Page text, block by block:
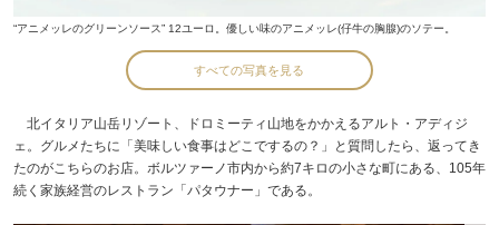
“アニメッレのグリーンソース” 12ユーロ。優しい味のアニメッレ(仔牛の胸腺)のソテー。
すべての写真を見る
北イタリア山岳リゾート、ドロミーティ山地をかかえるアルト・アディジ
ェ。グルメたちに「美味しい食事はどこでするの？」と質問したら、返ってき
たのがこちらのお店。ボルツァーノ市内から約7キロの小さな町にある、105年
続く家族経営のレストラン「パタウナー」である。